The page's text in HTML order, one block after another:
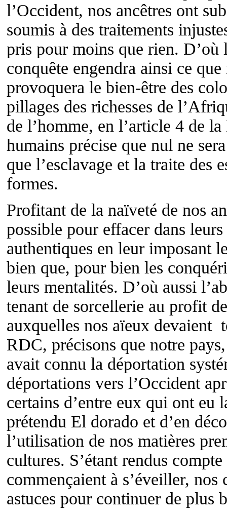
l’Occident, nos ancêtres ont
soumis à des traitements
pris pour moins que rien. D’où
conquête engendra ainsi ce
provoquera le bien-être des
pillages des richesses de
de l’homme, en l’article 4 de
humains précise que nul ne
que l’esclavage et la traite des
formes.
Profitant de la naïveté de nos
possible pour effacer dans
authentiques en leur imposant
bien que, pour bien les
leurs mentalités. D’où aussi
tenant de sorcellerie au profit
auxquelles nos aïeux devaient
RDC, précisons que notre
avait connu la déportation
déportations vers l’Occident
certains d’entre eux qui ont
prétendu El dorado et d’en
l’utilisation de nos matières
cultures. S’étant rendus
commençaient à s’éveiller, nos
astuces pour continuer de plus